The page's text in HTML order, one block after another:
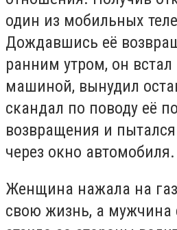
один из мобильных
Дождавшись её
ранним утром, он встал
машиной, вынудил
скандал по поводу её
возвращения и
через окно автомобиля.
Женщина нажала на
свою жизнь, а мужчина